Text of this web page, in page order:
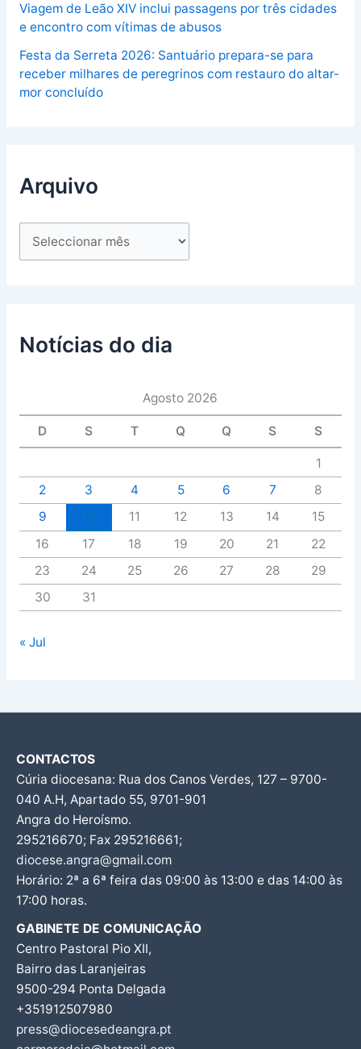
Viagem de Leão XIV inclui passagens por três cidades
e encontro com vítimas de abusos
Festa da Serreta 2026: Santuário prepara-se para
receber milhares de peregrinos com restauro do altar-
mor concluído
Arquivo
Notícias do dia
Agosto 2026
D S T Q Q S S
1
2
3 4 5 6 7
8
9
11 12 13 14
15
16
17 18 19 20 21
22
23
24 25 26 27 28
29
30
31
« Jul
CONTACTOS
Cúria diocesana: Rua dos Canos Verdes, 127 – 9700-
040 A.H, Apartado 55, 9701-901
Angra do Heroísmo.
295216670; Fax 295216661;
diocese.angra@gmail.com
Horário: 2ª a 6ª feira das 09:00 às 13:00 e das 14:00 às
17:00 horas.
GABINETE DE COMUNICAÇÃO
Centro Pastoral Pio XII,
Bairro das Laranjeiras
9500-294 Ponta Delgada
+351912507980
press@diocesedeangra.pt